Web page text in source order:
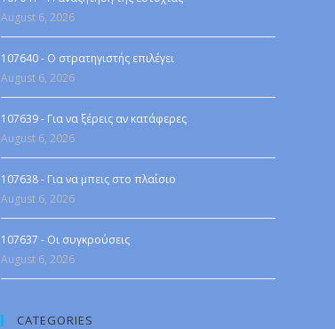
August 6, 2026
107640 - Ο στρατηγιστής επιλέγει
August 6, 2026
107639 - Για να ξέρεις αν κατάφερες
August 6, 2026
107638 - Για να μπεις στο πλαίσιο
August 6, 2026
107637 - Οι συγκρούσεις
August 6, 2026
CATEGORIES